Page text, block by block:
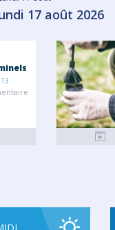
17 août 2026